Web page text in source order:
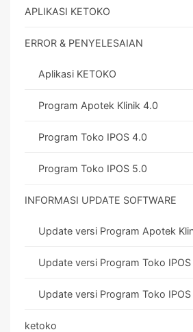
APLIKASI KETOKO
ERROR & PENYELESAIAN
Aplikasi KETOKO
Program Apotek Klinik 4.0
Program Toko IPOS 4.0
Program Toko IPOS 5.0
INFORMASI UPDATE SOFTWARE
Update versi Program Apotek
Update versi Program Toko
Update versi Program Toko
ketoko